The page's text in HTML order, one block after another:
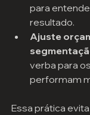
para
resultado.
Ajuste
verba para
performam
Essa prática